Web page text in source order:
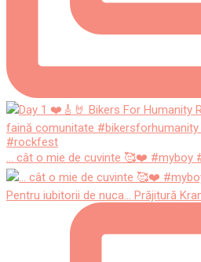
... cât o mie de cuvinte 🥰❤️ #myboy
Pentru iubitorii de nuca... Prăjitură